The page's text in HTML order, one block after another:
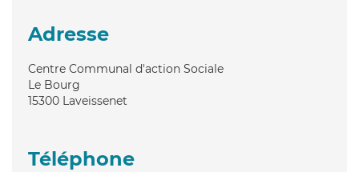
Adresse
Centre Communal d'action Sociale
Le Bourg
15300 Laveissenet
Téléphone